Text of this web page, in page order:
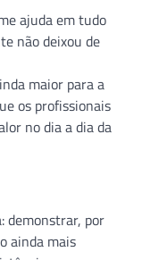
ajuda em tudo
não deixou de
maior para a
os profissionais
no dia a dia da
demonstrar, por
ainda mais